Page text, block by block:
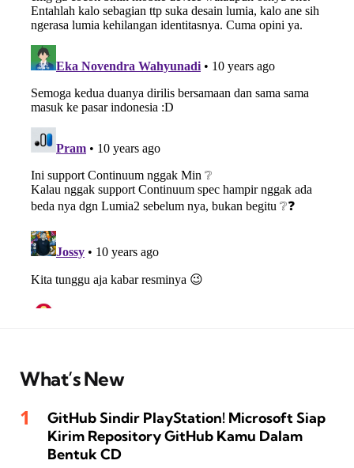
What’s New
GitHub Sindir PlayStation! Microsoft Siap
Kirim Repository GitHub Kamu Dalam
Bentuk CD